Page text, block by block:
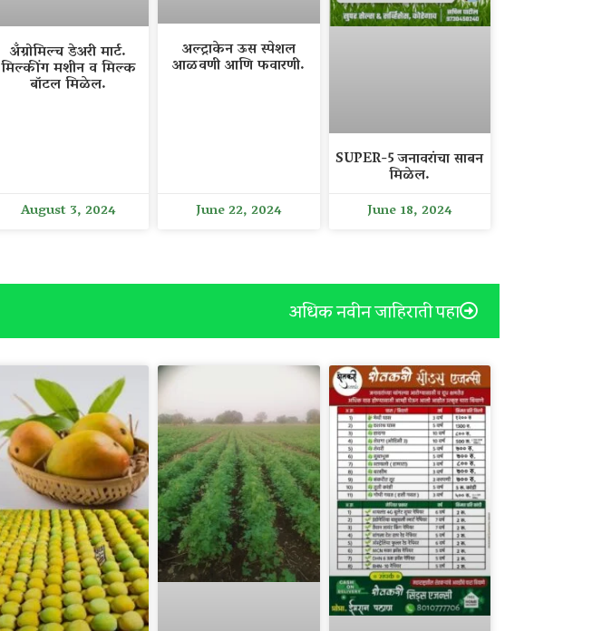
अँग्रोमिल्च डेअरी मार्ट.
मिल्कींग मशीन व मिल्क
बॉटल मिळेल.
August 3, 2024
अल्ट्राकेन ऊस स्पेशल
आळवणी आणि फवारणी.
June 22, 2024
SUPER-5 जनावरांचा साबन
मिळेल.
June 18, 2024
अधिक नवीन जाहिराती पहा